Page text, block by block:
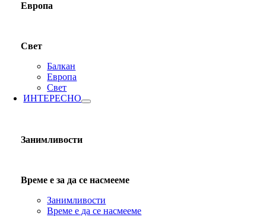
Европа
Свет
Балкан
Европа
Свет
ИНТЕРЕСНО
Занимливости
Време е за да се насмееме
Занимливости
Време е да се насмееме